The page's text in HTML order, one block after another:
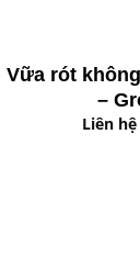
Vữa rót
–
Liên